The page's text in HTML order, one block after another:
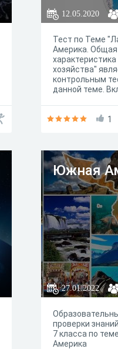
12.05.2020
Тест по Теме
Америка. Общая
характеристика
хозяйства"
контрольным
данной теме.
религиозном
хозяйства
специализации
1
Южная
27.01.2022
проверки
7 класса по
Америка